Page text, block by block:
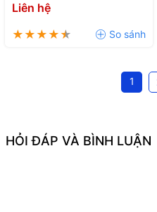
Liên hệ
1
HỎI ĐÁP VÀ BÌNH LUẬN